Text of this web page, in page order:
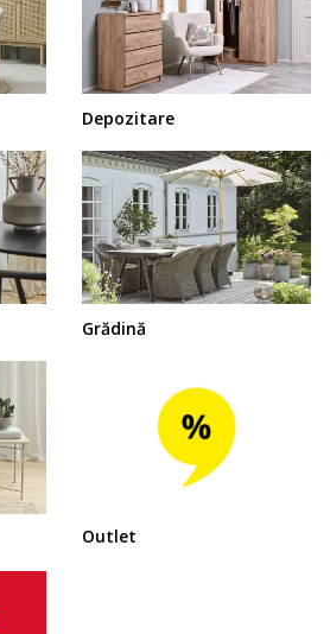
Depozitare
Grădină
Outlet